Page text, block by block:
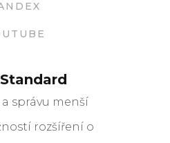
správu menší
rozšíření o